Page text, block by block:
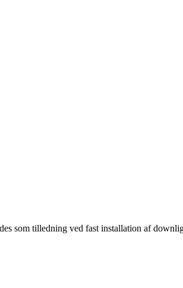
som tilledning ved fast installation af